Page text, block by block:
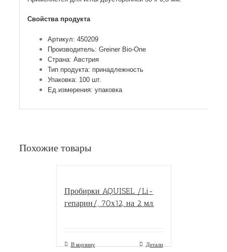
Свойства продукта
Артикул: 450209
Производитель: Greiner Bio-One
Страна: Австрия
Тип продукта: принадлежность
Упаковка: 100 шт.
Ед.измерения: упаковка
Похожие товары
Пробирки AQUISEL /Li-
гепарин/, 70х12, на 2 мл.
В корзину Детали